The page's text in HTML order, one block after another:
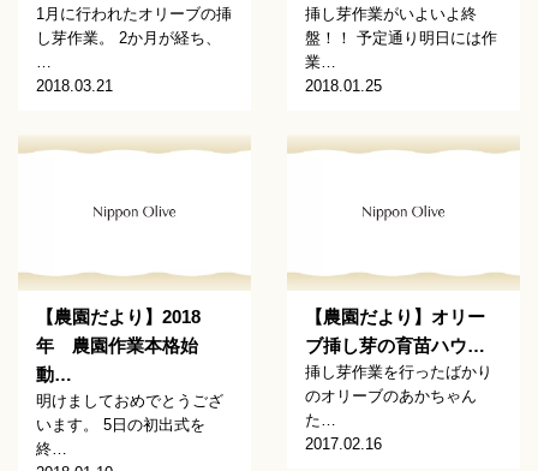
1月に行われたオリーブの挿
し芽作業。 2か月が経ち、
…
2018.03.21
挿し芽作業がいよいよ終
盤！！ 予定通り明日には作
業…
2018.01.25
【農園だより】2018
年 農園作業本格始
動…
明けましておめでとうござ
います。 5日の初出式を
終…
【農園だより】オリー
ブ挿し芽の育苗ハウ…
挿し芽作業を行ったばかり
のオリーブのあかちゃん
た…
2017.02.16